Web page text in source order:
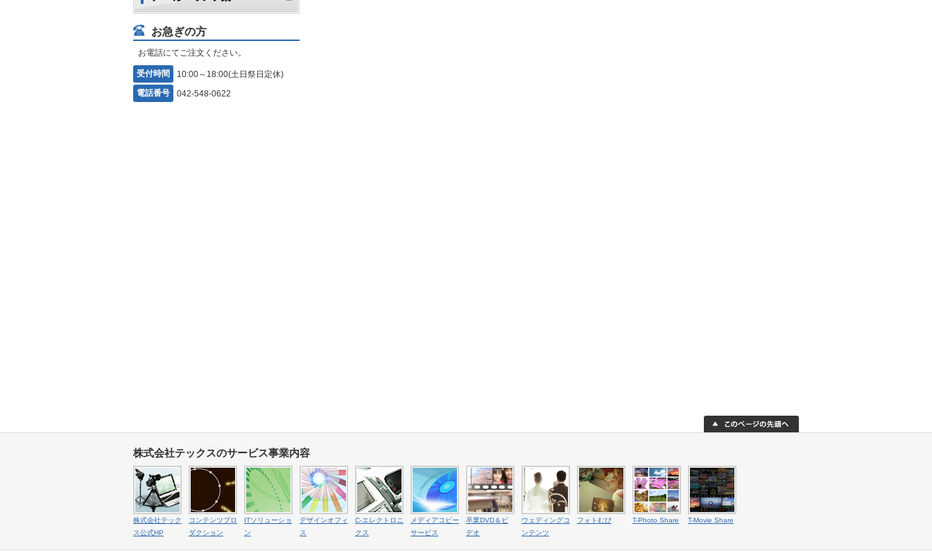
お急ぎの方
お電話にてご注文ください。
受付時間
10:00～18:00(土日祭日定休)
電話番号
042-548-0622
株式会社テックスのサービス事業内容
株式会社テック
ス公式HP
コンテンツプロ
ダクション
ITソリューショ
ン
デザインオフィ
ス
C-エレクトロニ
クス
メディアコピー
サービス
卒業DVD＆ビ
デオ
ウェディングコ
ンテンツ
フォトむび T-Photo Share T-Movie Share